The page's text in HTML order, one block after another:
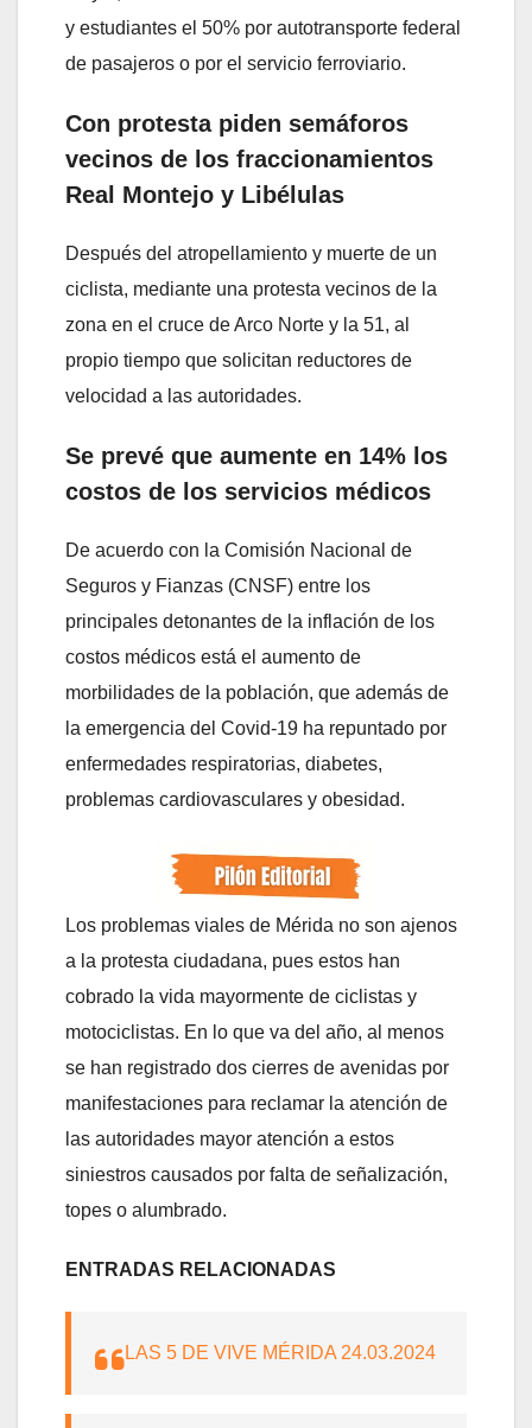
y estudiantes el 50% por autotransporte federal
de pasajeros o por el servicio ferroviario.
Con protesta piden semáforos
vecinos de los fraccionamientos
Real Montejo y Libélulas
Después del atropellamiento y muerte de un
ciclista, mediante una protesta vecinos de la
zona en el cruce de Arco Norte y la 51, al
propio tiempo que solicitan reductores de
velocidad a las autoridades.
Se prevé que aumente en 14% los
costos de los servicios médicos
De acuerdo con la Comisión Nacional de
Seguros y Fianzas (CNSF) entre los
principales detonantes de la inflación de los
costos médicos está el aumento de
morbilidades de la población, que además de
la emergencia del Covid-19 ha repuntado por
enfermedades respiratorias, diabetes,
problemas cardiovasculares y obesidad.
Los problemas viales de Mérida no son ajenos
a la protesta ciudadana, pues estos han
cobrado la vida mayormente de ciclistas y
motociclistas. En lo que va del año, al menos
se han registrado dos cierres de avenidas por
manifestaciones para reclamar la atención de
las autoridades mayor atención a estos
siniestros causados por falta de señalización,
topes o alumbrado.
ENTRADAS RELACIONADAS
LAS 5 DE VIVE MÉRIDA 24.03.2024